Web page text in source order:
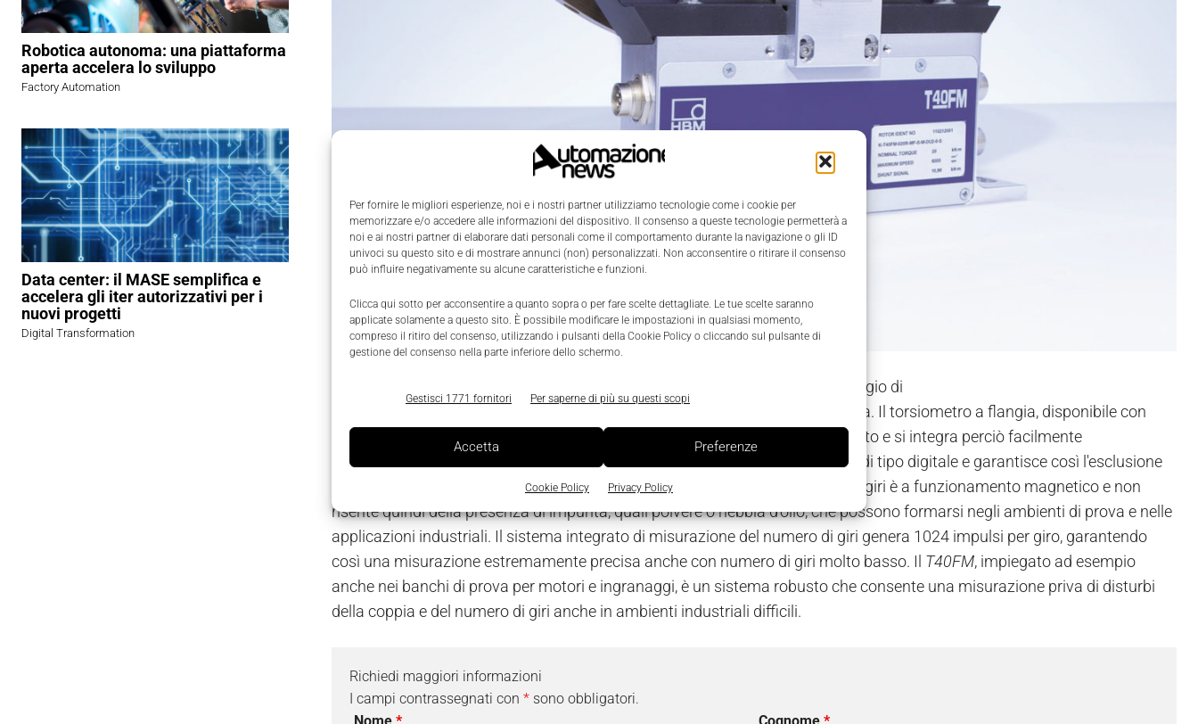
Per fornire le migliori esperienze, noi e i nostri partner utilizziamo tecnologie come i cookie per
memorizzare e/o accedere alle informazioni del dispositivo. Il consenso a queste tecnologie permetterà a
noi e ai nostri partner di elaborare dati personali come il comportamento durante la navigazione o gli ID
univoci su questo sito e di mostrare annunci (non) personalizzati. Non acconsentire o ritirare il consenso
può influire negativamente su alcune caratteristiche e funzioni.
Clicca qui sotto per acconsentire a quanto sopra o per fare scelte dettagliate. Le tue scelte saranno
applicate solamente a questo sito. È possibile modificare le impostazioni in qualsiasi momento,
compreso il ritiro del consenso, utilizzando i pulsanti della Cookie Policy o cliccando sul pulsante di
gestione del consenso nella parte inferiore dello schermo.
Gestisci 1771 fornitori Per saperne di più su questi scopi
Accetta Preferenze
Cookie Policy Privacy Policy
Robotica autonoma: una piattaforma
aperta accelera lo sviluppo
Factory Automation
Data center: il MASE semplifica e
accelera gli iter autorizzativi per i
nuovi progetti
Digital Transformation
offre all'utente il vantaggio di
eseguire la misurazione della coppia e del numero di giri con un unico sistema. Il torsiometro a flangia, disponibile con
intervalli di coppia nominali compresi fra 15 kN e 80 kN, è estremamente piatto e si integra perciò facilmente
nell'applicazione. La trasmissione dei valori misurati dal rotore allo statore è di tipo digitale e garantisce così l'esclusione
Il sistema di misurazione integrato del numero di giri è a funzionamento magnetico e non
risente quindi della presenza di impurità, quali polvere o nebbia d'olio, che possono formarsi negli ambienti di prova e nelle
applicazioni industriali. Il sistema integrato di misurazione del numero di giri genera 1024 impulsi per giro, garantendo
così una misurazione estremamente precisa anche con numero di giri molto basso. Il T40FM, impiegato ad esempio
anche nei banchi di prova per motori e ingranaggi, è un sistema robusto che consente una misurazione priva di disturbi
della coppia e del numero di giri anche in ambienti industriali difficili.
Richiedi maggiori informazioni
I campi contrassegnati con * sono obbligatori.